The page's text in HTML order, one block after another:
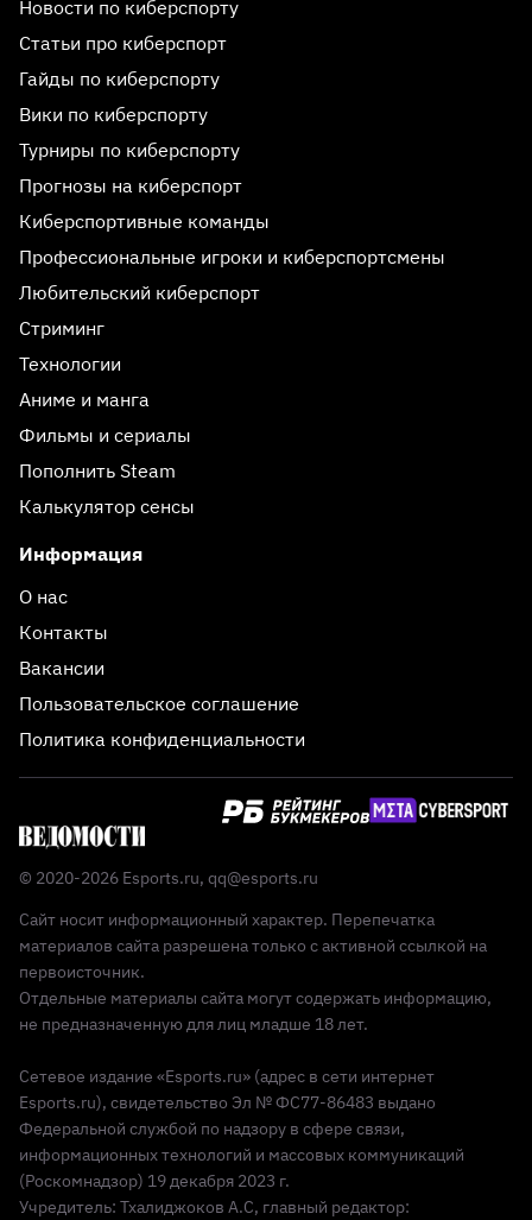
Новости по киберспорту
Статьи про киберспорт
Гайды по киберспорту
Вики по киберспорту
Турниры по киберспорту
Прогнозы на киберспорт
Киберспортивные команды
Профессиональные игроки и киберспортсмены
Любительский киберспорт
Стриминг
Технологии
Аниме и манга
Фильмы и сериалы
Пополнить Steam
Калькулятор сенсы
Информация
О нас
Контакты
Вакансии
Пользовательское соглашение
Политика конфиденциальности
© 2020-2026 Esports.ru, qq@esports.ru
Сайт носит информационный характер. Перепечатка
материалов сайта разрешена только с активной ссылкой на
первоисточник.
Отдельные материалы сайта могут содержать информацию,
не предназначенную для лиц младше 18 лет.
Сетевое издание «Esports.ru» (адрес в сети интернет
Esports.ru), свидетельство Эл № ФС77-86483 выдано
Федеральной службой по надзору в сфере связи,
информационных технологий и массовых коммуникаций
(Роскомнадзор) 19 декабря 2023 г.
Учредитель: Тхалиджоков А.С, главный редактор: